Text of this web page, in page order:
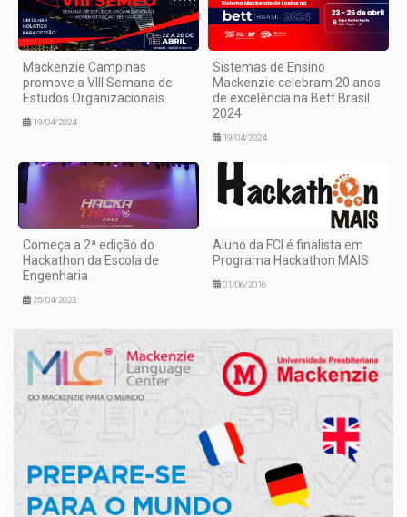
Mackenzie Campinas
promove a VIII Semana de
Estudos Organizacionais
19/04/2024
Sistemas de Ensino
Mackenzie celebram 20 anos
de excelência na Bett Brasil
2024
19/04/2024
Começa a 2ª edição do
Hackathon da Escola de
Engenharia
25/04/2023
Aluno da FCI é finalista em
Programa Hackathon MAIS
01/06/2016